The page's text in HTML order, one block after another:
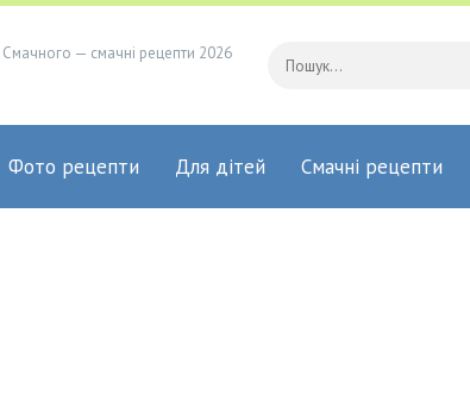
Смачного — смачні рецепти 2026
Фото рецепти Для дітей Смачні рецепти